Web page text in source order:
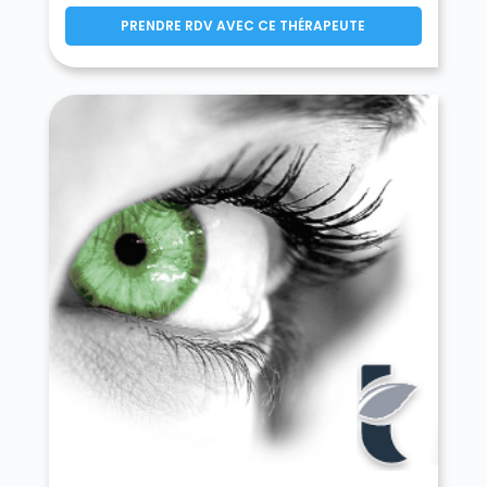
Fontenay-le-Vicomte 91540
Forges-les-Bains 91470
Gif-sur-Yvette 91190
Gironville-sur-Essonne 91720
Gometz-la-Ville 91400
Gometz-le-Châtel 91940
Grigny 91350
Guigneville-sur-Essonne 91590
Guillerval 91690
Igny 91430
Itteville 91760
Janville-sur-Juine 91510
Janvry 91640
Juvisy-sur-Orge 91260
La Ferté-Alais 91590
La Forêt-le-Roi 91410
La Forêt-Sainte-Croix 91150
La Norville 91290
La Ville-du-Bois 91620
La Ville-du-Bois 91140
Lardy 91510
Le Coudray-Montceaux 91830
Le Plessis-Pâté 91220
Le Val-Saint-Germain 91530
Les Ulis 91940
Leuville-sur-Orge 91310
PRENDRE RDV AVEC CE THÉRAPEUTE